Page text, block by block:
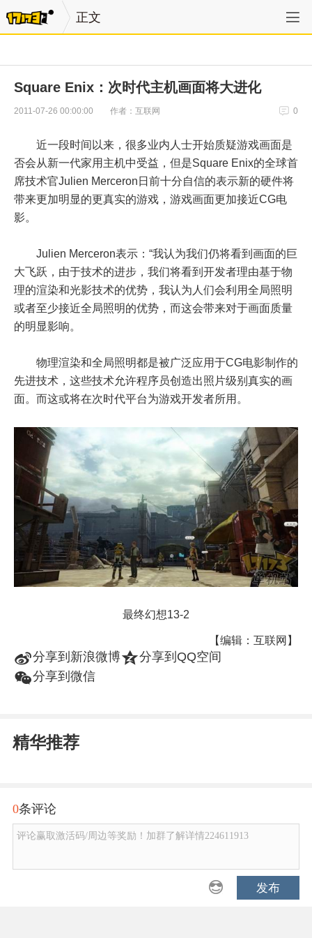
正文
Square Enix：次时代主机画面将大进化
2011-07-26 00:00:00 作者：互联网 0
近一段时间以来，很多业内人士开始质疑游戏画面是
否会从新一代家用主机中受益，但是Square Enix的全球首
席技术官Julien Merceron日前十分自信的表示新的硬件将
带来更加明显的更真实的游戏，游戏画面更加接近CG电
影。
Julien Merceron表示：“我认为我们仍将看到画面的巨
大飞跃，由于技术的进步，我们将看到开发者理由基于物
理的渲染和光影技术的优势，我认为人们会利用全局照明
或者至少接近全局照明的优势，而这会带来对于画面质量
的明显影响。
物理渲染和全局照明都是被广泛应用于CG电影制作的
先进技术，这些技术允许程序员创造出照片级别真实的画
面。而这或将在次时代平台为游戏开发者所用。
最终幻想13-2
【编辑：互联网】
t分享到新浪微博z分享到QQ空间
w分享到微信
精华推荐
0条评论
评论赢取激活码/周边等奖励！加群了解详情224611913
发布